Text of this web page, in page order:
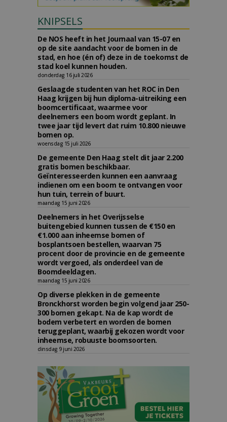
KNIPSELS
De NOS heeft in het Journaal van 15-07 en
op de site aandacht voor de bomen in de
stad, en hoe (én of) deze in de toekomst de
stad koel kunnen houden.
donderdag 16 juli 2026
Geslaagde studenten van het ROC in Den
Haag krijgen bij hun diploma-uitreiking een
boomcertificaat, waarmee voor
deelnemers een boom wordt geplant. In
twee jaar tijd levert dat ruim 10.800 nieuwe
bomen op.
woensdag 15 juli 2026
De gemeente Den Haag stelt dit jaar 2.200
gratis bomen beschikbaar.
Geïnteresseerden kunnen een aanvraag
indienen om een boom te ontvangen voor
hun tuin, terrein of buurt.
maandag 15 juni 2026
Deelnemers in het Overijsselse
buitengebied kunnen tussen de €150 en
€1.000 aan inheemse bomen of
bosplantsoen bestellen, waarvan 75
procent door de provincie en de gemeente
wordt vergoed, als onderdeel van de
Boomdeeldagen.
maandag 15 juni 2026
Op diverse plekken in de gemeente
Bronckhorst worden begin volgend jaar 250-
300 bomen gekapt. Na de kap wordt de
bodem verbetert en worden de bomen
teruggeplant, waarbij gekozen wordt voor
inheemse, robuuste boomsoorten.
dinsdag 9 juni 2026